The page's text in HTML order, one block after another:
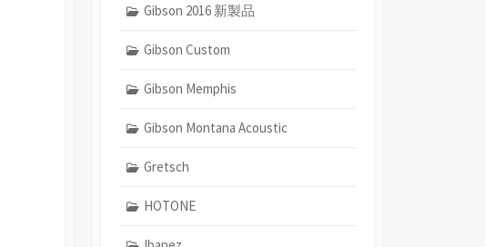
Gibson 2016 新製品
Gibson Custom
Gibson Memphis
Gibson Montana Acoustic
Gretsch
HOTONE